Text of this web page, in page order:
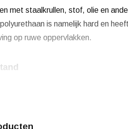
met staalkrullen, stof, olie en
is namelijk hard en
op ruwe oppervlakken.